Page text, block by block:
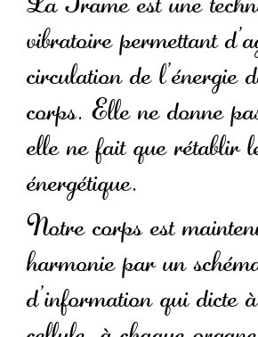
vibratoire permettant
circulation de l’énergie
corps. Elle ne donne
elle ne fait que rétablir
énergétique.
Notre corps est
harmonie par un
d’information qui dicte